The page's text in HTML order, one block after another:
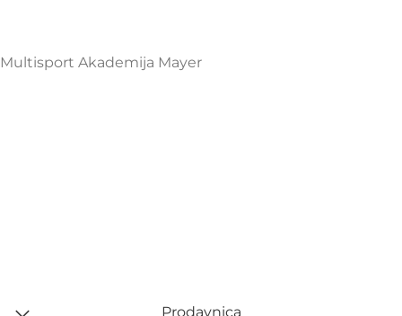
Multisport Akademija Mayer
Prodavnica